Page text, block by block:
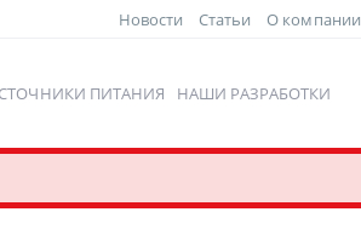
Новости Статьи О компании
ПИТАНИЯ НАШИ РАЗРАБОТКИ